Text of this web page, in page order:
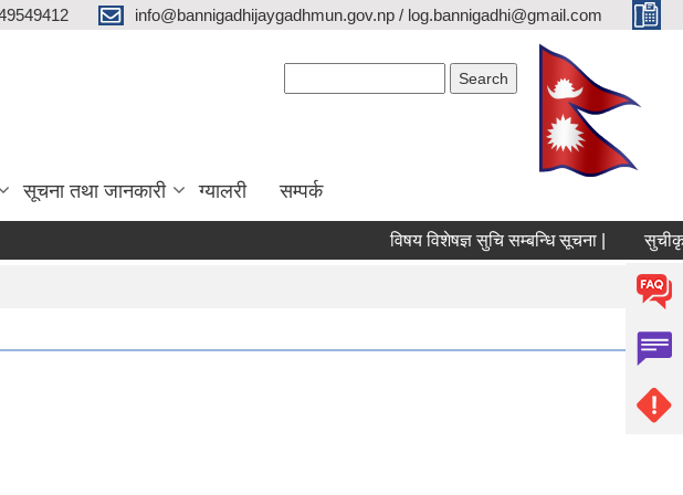
info@bannigadhijaygadhmun.gov.np / log.bannigadhi@gmail.com
सूचना तथा जानकारी ग्यालरी सम्पर्क
विषय विशेषज्ञ सुचि सम्बन्धि सूचना |